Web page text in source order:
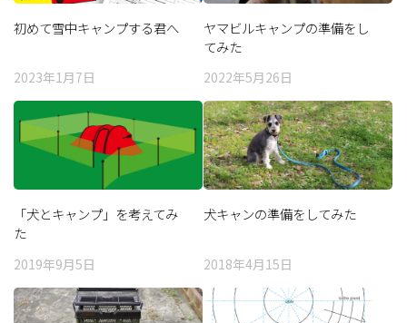
初めて雪中キャンプする君へ
2023年1月7日
ヤマビルキャンプの準備をし
てみた
2022年5月26日
「犬とキャンプ」を考えてみ
た
2019年9月5日
犬キャンの準備をしてみた
2018年4月15日